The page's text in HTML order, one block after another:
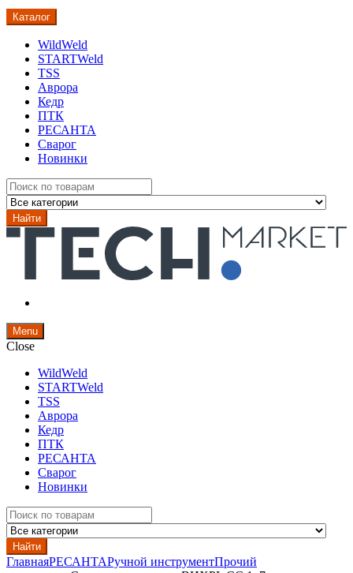
Каталог
WildWeld
STARTWeld
TSS
Аврора
Кедр
ПТК
РЕСАНТА
Сварог
Новинки
Search
for:
Найти
Menu
Close
WildWeld
STARTWeld
TSS
Аврора
Кедр
ПТК
РЕСАНТА
Сварог
Новинки
Search
for:
Найти
ГлавнаяРЕСАНТАРучной инструментПрочий